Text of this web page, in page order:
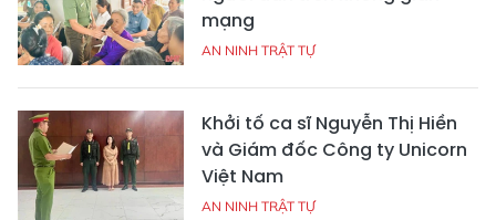
mạng
AN NINH TRẬT TỰ
Khởi tố ca sĩ Nguyễn Thị Hiền
và Giám đốc Công ty Unicorn
Việt Nam
AN NINH TRẬT TỰ